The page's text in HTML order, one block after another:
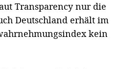
Transparency nur die
Deutschland erhält im
kein